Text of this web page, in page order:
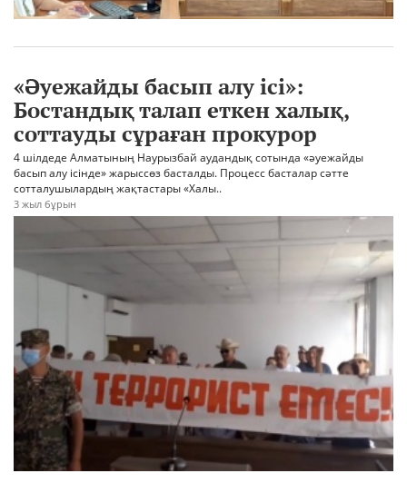
«Әуежайды басып алу ісі»:
Бостандық талап еткен халық,
соттауды сұраған прокурор
4 шілдеде Алматының Наурызбай аудандық сотында «әуежайды
басып алу ісінде» жарыссөз басталды. Процесс басталар сәтте
сотталушылардың жақтастары «Халы..
3 жыл бұрын